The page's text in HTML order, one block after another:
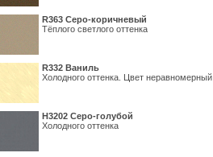
R363 Серо-коричневый
Тёплого светлого оттенка
R332 Ваниль
Холодного оттенка. Цвет неравномерный
Н3202 Серо-голубой
Холодного оттенка